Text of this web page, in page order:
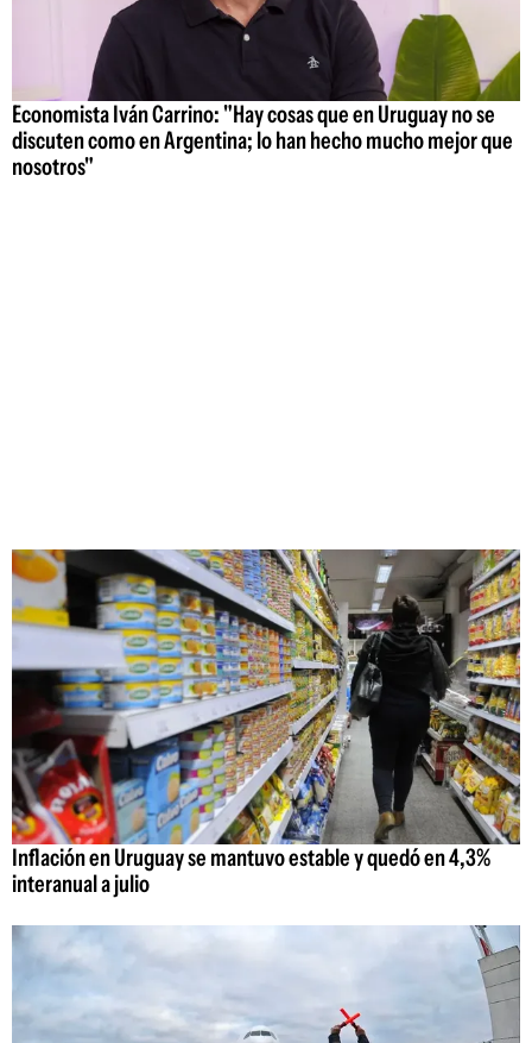
Economista Iván Carrino: "Hay cosas que en Uruguay no se
discuten como en Argentina; lo han hecho mucho mejor que
nosotros"
Inflación en Uruguay se mantuvo estable y quedó en 4,3%
interanual a julio